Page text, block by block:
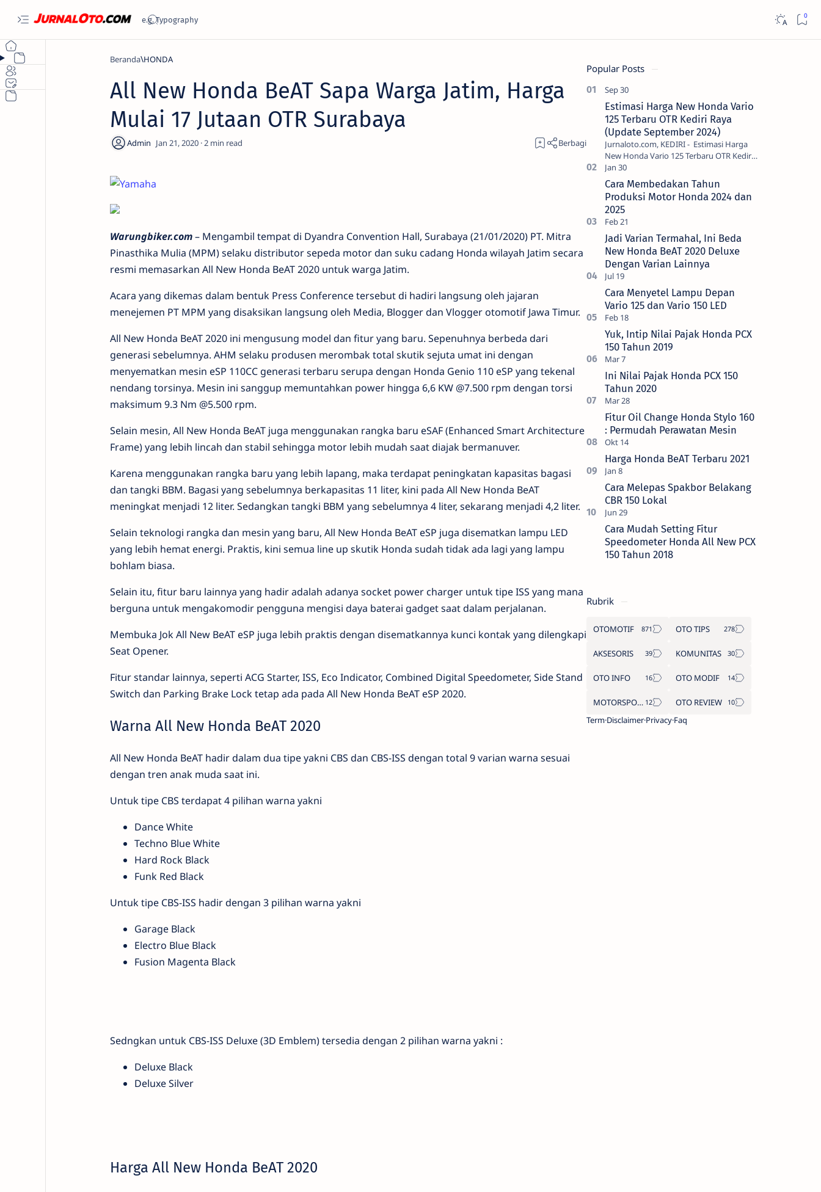
Beranda HONDA
All New Honda BeAT Sapa Warga Jatim, Harga
Mulai 17 Jutaan OTR Surabaya
2
Warungbiker.com– Mengambil tempat di Dyandra Convention Hall, Surabaya (21/01/2020) PT. Mitra
Pinasthika Mulia (MPM) selaku distributor sepeda motor dan suku cadang Honda wilayah Jatim secara
resmi memasarkan All New Honda BeAT 2020 untuk warga Jatim.
Acara yang dikemas dalam bentuk Press Conference tersebut di hadiri langsung oleh jajaran
menejemen PT MPM yang disaksikan langsung oleh Media, Blogger dan Vlogger otomotif Jawa Timur.
All New Honda BeAT 2020 ini mengusung model dan fitur yang baru. Sepenuhnya berbeda dari
generasi sebelumnya. AHM selaku produsen merombak total skutik sejuta umat ini dengan
menyematkan mesin eSP 110CC generasi terbaru serupa dengan Honda Genio 110 eSP yang tekenal
nendang torsinya. Mesin ini sanggup memuntahkan power hingga 6,6 KW @7.500 rpm dengan torsi
maksimum 9.3 Nm @5.500 rpm.
Selain mesin, All New Honda BeAT juga menggunakan rangka baru eSAF (Enhanced Smart Architecture
Frame) yang lebih lincah dan stabil sehingga motor lebih mudah saat diajak bermanuver.
Karena menggunakan rangka baru yang lebih lapang, maka terdapat peningkatan kapasitas bagasi
dan tangki BBM. Bagasi yang sebelumnya berkapasitas 11 liter, kini pada All New Honda BeAT
meningkat menjadi 12 liter. Sedangkan tangki BBM yang sebelumnya 4 liter, sekarang menjadi 4,2 liter.
Selain teknologi rangka dan mesin yang baru, All New Honda BeAT eSP juga disematkan lampu LED
yang lebih hemat energi. Praktis, kini semua line up skutik Honda sudah tidak ada lagi yang lampu
bohlam biasa.
Selain itu, fitur baru lainnya yang hadir adalah adanya socket power charger untuk tipe ISS yang mana
berguna untuk mengakomodir pengguna mengisi daya baterai gadget saat dalam perjalanan.
Membuka Jok All New BeAT eSP juga lebih praktis dengan disematkannya kunci kontak yang dilengkapi
Seat Opener.
Fitur standar lainnya, seperti ACG Starter, ISS, Eco Indicator, Combined Digital Speedometer, Side Stand
Switch dan Parking Brake Lock tetap ada pada All New Honda BeAT eSP 2020.
Warna All New Honda BeAT 2020
All New Honda BeAT hadir dalam dua tipe yakni CBS dan CBS-ISS dengan total 9 varian warna sesuai
dengan tren anak muda saat ini.
Untuk tipe CBS terdapat 4 pilihan warna yakni
Dance White
Techno Blue White
Hard Rock Black
Funk Red Black
Untuk tipe CBS-ISS hadir dengan 3 pilihan warna yakni
Garage Black
Electro Blue Black
Fusion Magenta Black
Sedngkan untuk CBS-ISS Deluxe (3D Emblem) tersedia dengan 2 pilihan warna yakni :
Deluxe Black
Deluxe Silver
Harga All New Honda BeAT 2020
Popular Posts
Estimasi Harga New Honda Vario
125 Terbaru OTR Kediri Raya
(Update September 2024)
Jurnaloto.com, KEDIRI - Estimasi Harga
New Honda Vario 125 Terbaru OTR Kediri
Raya (Update September 2024) Brosis
sekalian, PT Astra Honda Motor (AH…
Cara Membedakan Tahun
Produksi Motor Honda 2024 dan
2025
Jadi Varian Termahal, Ini Beda
New Honda BeAT 2020 Deluxe
Dengan Varian Lainnya
Cara Menyetel Lampu Depan
Vario 125 dan Vario 150 LED
Yuk, Intip Nilai Pajak Honda PCX
150 Tahun 2019
Ini Nilai Pajak Honda PCX 150
Tahun 2020
Fitur Oil Change Honda Stylo 160
: Permudah Perawatan Mesin
Harga Honda BeAT Terbaru 2021
Cara Melepas Spakbor Belakang
CBR 150 Lokal
Cara Mudah Setting Fitur
Speedometer Honda All New PCX
150 Tahun 2018
Rubrik
OTOMOTIF OTO TIPS
AKSESORIS KOMUNITAS
OTO INFO OTO MODIF
MOTORSPORT
OTO REVIEW
TermDisclaimerPrivacyFaq